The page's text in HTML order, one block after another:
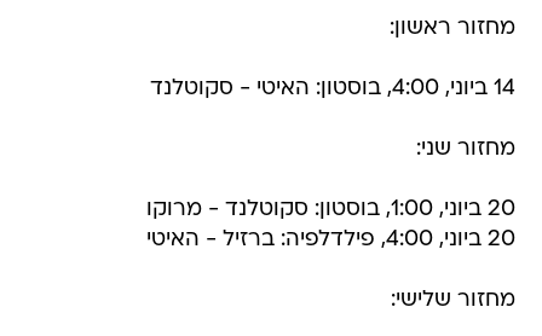
מחזור ראשון:
14 ביוני, 4:00, בוסטון: האיטי - סקוטלנד
מחזור שני:
20 ביוני, 1:00, בוסטון: סקוטלנד - מרוקו
20 ביוני, 4:00, פילדלפיה: ברזיל - האיטי
מחזור שלישי: